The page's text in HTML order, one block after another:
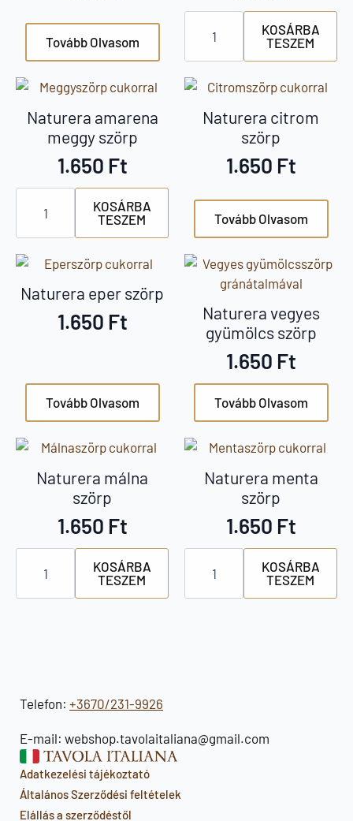
Tovább Olvasom
Crodo
oransoda
mennyiség
KOSÁRBA
TESZEM
Naturera amarena
meggy szörp
1.650 Ft
Naturera
amarena
meggy
szörp
KOSÁRBA
TESZEM
Naturera citrom
szörp
1.650 Ft
Tovább Olvasom
Naturera eper szörp
1.650 Ft
Tovább Olvasom
Naturera vegyes
gyümölcs szörp
1.650 Ft
Tovább Olvasom
Naturera málna
szörp
1.650 Ft
Naturera
málna
szörp
mennyiség
KOSÁRBA
TESZEM
Naturera menta
szörp
1.650 Ft
Naturera
menta
szörp
mennyiség
KOSÁRBA
TESZEM
Telefon: +3670/231-9926
E-mail: webshop.tavolaitaliana@gmail.com
Adatkezelési tájékoztató
Általános Szerződési feltételek
Elállás a szerződéstől